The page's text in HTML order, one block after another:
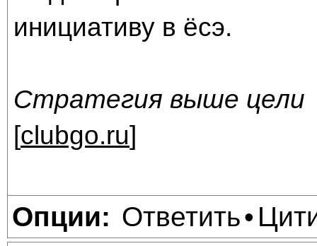
инициативу в ёсэ.
Стратегия выше цели
[clubgo.ru]
Опции: Ответить•